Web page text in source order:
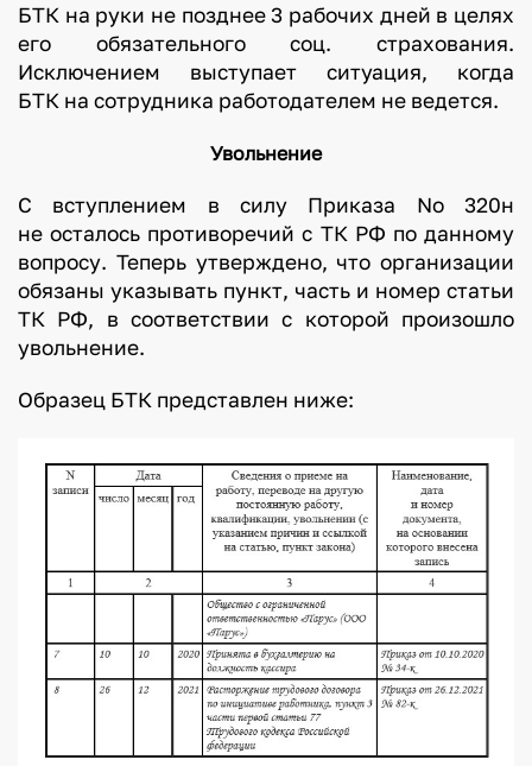
БТК на руки не позднее 3 рабочих дней в целях
его обязательного соц. страхования.
Исключением выступает ситуация, когда
БТК на сотрудника работодателем не ведется.
Увольнение
С вступлением в силу Приказа No 320н
не осталось противоречий с ТК РФ по данному
вопросу. Теперь утверждено, что организации
обязаны указывать пункт, часть и номер статьи
ТК РФ, в соответствии с которой произошло
увольнение.
Образец БТК представлен ниже: